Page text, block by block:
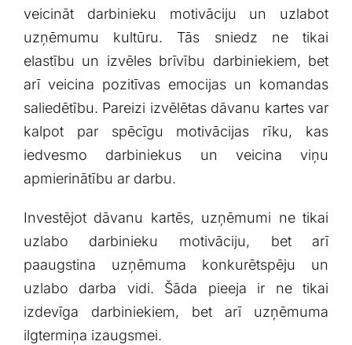
⁣veicināt darbinieku motivāciju un uzlabot
uzņēmumu kultūru. Tās​ sniedz​ ne tikai
elastību un izvēles ‌brīvību darbiniekiem, bet
arī veicina pozitīvas emocijas un komandas
saliedētību. Pareizi ⁤izvēlētas dāvanu kartes var‌
kalpot par spēcīgu‌ motivācijas rīku, ‍kas⁣
iedvesmo darbiniekus un veicina viņu
apmierinātību ar darbu.
Investējot dāvanu kartēs, uzņēmumi ​ne‌ tikai
uzlabo⁤ darbinieku motivāciju, bet arī
paaugstina ‍uzņēmuma⁤ konkurētspēju un
uzlabo darba⁢ vidi. Šāda pieeja ir ne tikai⁣
izdevīga darbiniekiem, bet arī uzņēmuma
ilgtermiņa izaugsmei.